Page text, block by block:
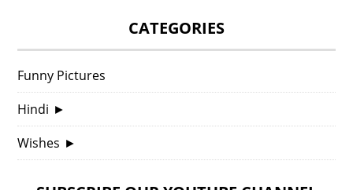
CATEGORIES
Funny Pictures
Hindi ►
Wishes ►